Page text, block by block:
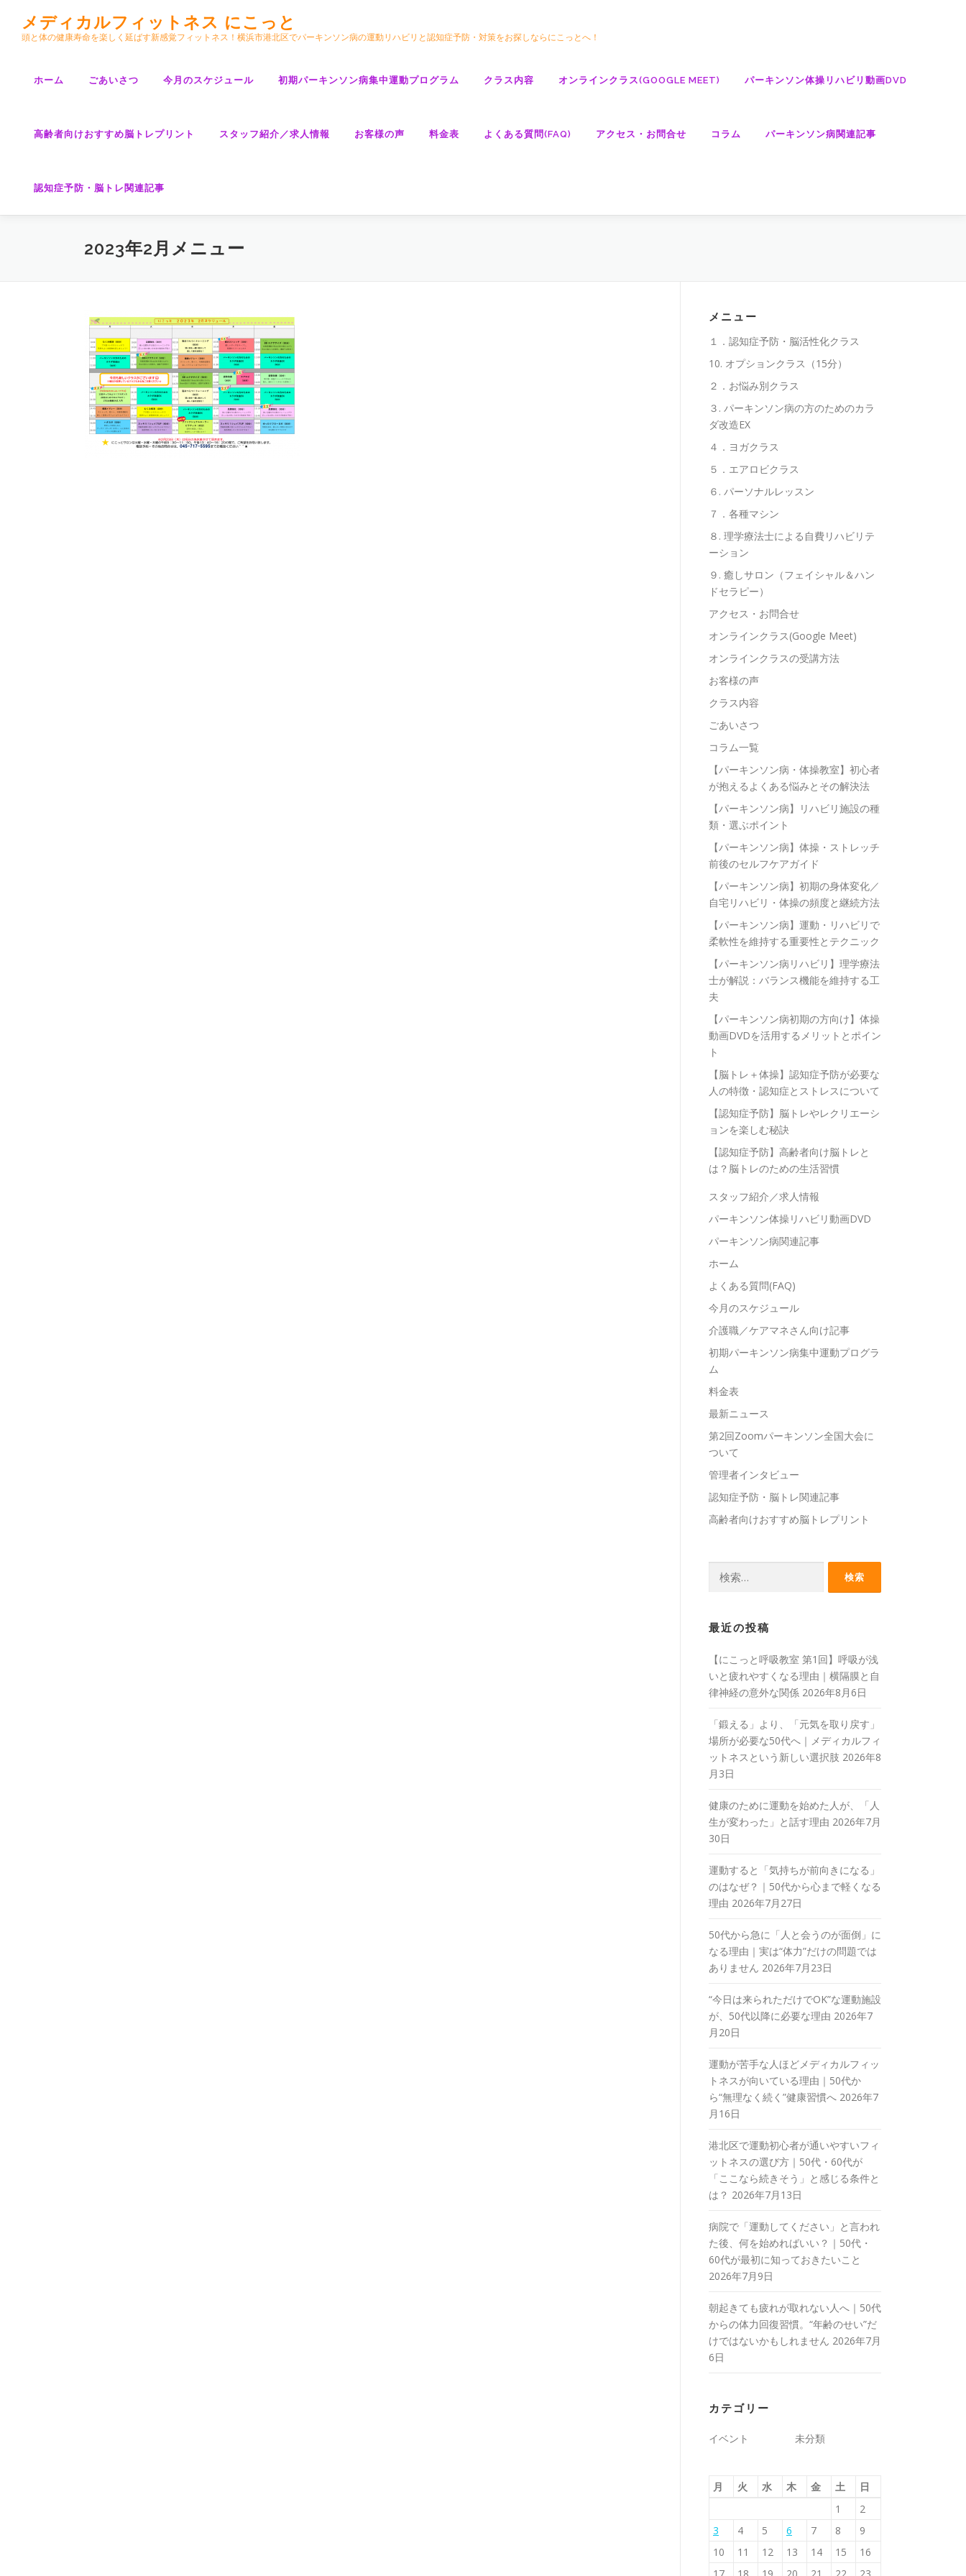
メディカルフィットネス にこっと
頭と体の健康寿命を楽しく延ばす新感覚フィットネス！横浜市港北区でパーキンソン病の運動リハビリと認知症予防・対策をお探しならにこっとへ！
ホーム ごあいさつ 今月のスケジュール 初期パーキンソン病集中運動プログラム クラス内容 オンラインクラス(GOOGLE MEET) パーキンソン体操リハビリ動画DVD
高齢者向けおすすめ脳トレプリント スタッフ紹介／求人情報 お客様の声 料金表 よくある質問(FAQ) アクセス・お問合せ コラム パーキンソン病関連記事
認知症予防・脳トレ関連記事
2023年2月メニュー
メニュー
１．認知症予防・脳活性化クラス
10. オプションクラス（15分）
２．お悩み別クラス
３. パーキンソン病の方のためのカラ
ダ改造EX
４．ヨガクラス
５．エアロビクラス
６. パーソナルレッスン
７．各種マシン
８. 理学療法士による自費リハビリテ
ーション
９. 癒しサロン（フェイシャル＆ハン
ドセラピー）
アクセス・お問合せ
オンラインクラス(Google Meet)
オンラインクラスの受講方法
お客様の声
クラス内容
ごあいさつ
コラム一覧
【パーキンソン病・体操教室】初心者
が抱えるよくある悩みとその解決法
【パーキンソン病】リハビリ施設の種
類・選ぶポイント
【パーキンソン病】体操・ストレッチ
前後のセルフケアガイド
【パーキンソン病】初期の身体変化／
自宅リハビリ・体操の頻度と継続方法
【パーキンソン病】運動・リハビリで
柔軟性を維持する重要性とテクニック
【パーキンソン病リハビリ】理学療法
士が解説：バランス機能を維持する工
夫
【パーキンソン病初期の方向け】体操
動画DVDを活用するメリットとポイン
ト
【脳トレ＋体操】認知症予防が必要な
人の特徴・認知症とストレスについて
【認知症予防】脳トレやレクリエーシ
ョンを楽しむ秘訣
【認知症予防】高齢者向け脳トレと
は？脳トレのための生活習慣
スタッフ紹介／求人情報
パーキンソン体操リハビリ動画DVD
パーキンソン病関連記事
ホーム
よくある質問(FAQ)
今月のスケジュール
介護職／ケアマネさん向け記事
初期パーキンソン病集中運動プログラ
ム
料金表
最新ニュース
第2回Zoomパーキンソン全国大会に
ついて
管理者インタビュー
認知症予防・脳トレ関連記事
高齢者向けおすすめ脳トレプリント
最近の投稿
【にこっと呼吸教室 第1回】呼吸が浅
いと疲れやすくなる理由｜横隔膜と自
律神経の意外な関係 2026年8月6日
「鍛える」より、「元気を取り戻す」
場所が必要な50代へ｜メディカルフィ
ットネスという新しい選択肢 2026年8
月3日
健康のために運動を始めた人が、「人
生が変わった」と話す理由 2026年7月
30日
運動すると「気持ちが前向きになる」
のはなぜ？｜50代から心まで軽くなる
理由 2026年7月27日
50代から急に「人と会うのが面倒」に
なる理由｜実は“体力”だけの問題では
ありません 2026年7月23日
“今日は来られただけでOK”な運動施設
が、50代以降に必要な理由 2026年7
月20日
運動が苦手な人ほどメディカルフィッ
トネスが向いている理由｜50代か
ら“無理なく続く”健康習慣へ 2026年7
月16日
港北区で運動初心者が通いやすいフィ
ットネスの選び方｜50代・60代が
「ここなら続きそう」と感じる条件と
は？ 2026年7月13日
病院で「運動してください」と言われ
た後、何を始めればいい？｜50代・
60代が最初に知っておきたいこと
2026年7月9日
朝起きても疲れが取れない人へ｜50代
からの体力回復習慣。“年齢のせい”だ
けではないかもしれません 2026年7月
6日
カテゴリー
イベント 未分類
月 火 水 木 金 土
日
1
2
3
4 5 6 7 8
9
10
11 12 13 14 15
16